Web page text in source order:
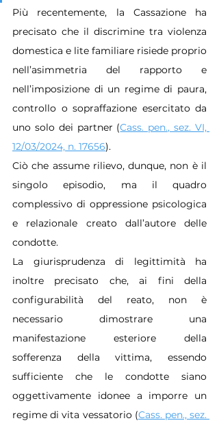
Più recentemente, la Cassazione ha
precisato che il discrimine tra violenza
domestica e lite familiare risiede proprio
nell’asimmetria del rapporto e
nell’imposizione di un regime di paura,
controllo o sopraffazione esercitato da
uno solo dei partner (Cass. pen., sez. VI,
12/03/2024, n. 17656).
Ciò che assume rilievo, dunque, non è il
singolo episodio, ma il quadro
complessivo di oppressione psicologica
e relazionale creato dall’autore delle
condotte.
La giurisprudenza di legittimità ha
inoltre precisato che, ai fini della
configurabilità del reato, non è
necessario dimostrare una
manifestazione esteriore della
sofferenza della vittima, essendo
sufficiente che le condotte siano
oggettivamente idonee a imporre un
regime di vita vessatorio (Cass. pen., sez.